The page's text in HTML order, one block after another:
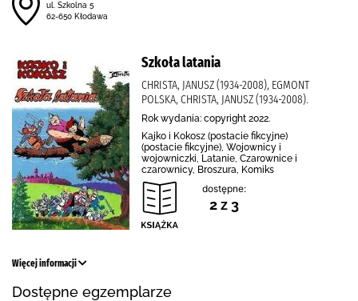
ul. Szkolna 5
62-650 Kłodawa
Szkoła latania
CHRISTA, JANUSZ (1934-2008), EGMONT
POLSKA, CHRISTA, JANUSZ (1934-2008).
Rok wydania: copyright 2022.
Kajko i Kokosz (postacie fikcyjne)
(postacie fikcyjne), Wojownicy i
wojowniczki, Latanie, Czarownice i
czarownicy, Broszura, Komiks
dostępne:
2 z 3
Więcej informacji
Dostępne egzemplarze